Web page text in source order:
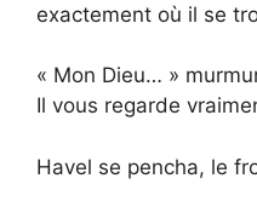
exactement où il se
« Mon Dieu… »
Il vous regarde
Havel se pencha, le